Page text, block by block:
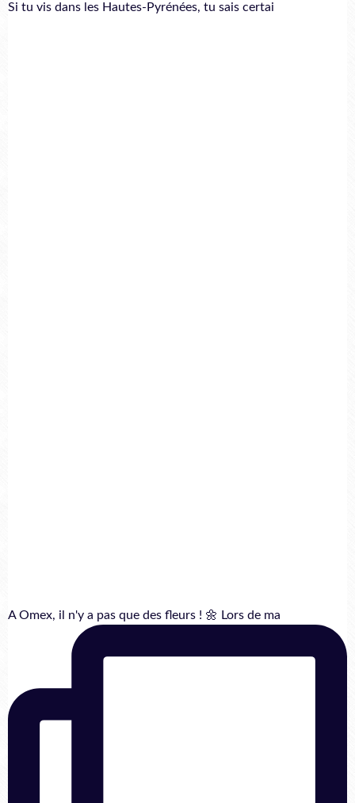
Si tu vis dans les Hautes-Pyrénées, tu sais certai
A Omex, il n'y a pas que des fleurs ! 🌼 Lors de ma